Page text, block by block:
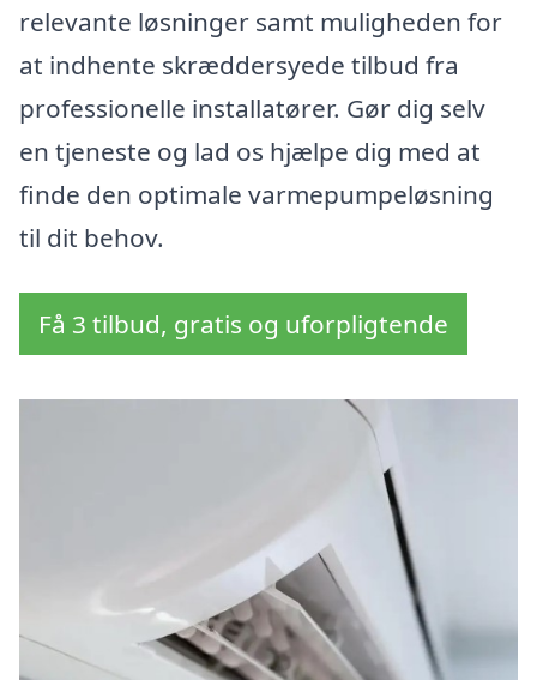
relevante løsninger samt muligheden for
at indhente skræddersyede tilbud fra
professionelle installatører. Gør dig selv
en tjeneste og lad os hjælpe dig med at
finde den optimale varmepumpeløsning
til dit behov.
Få 3 tilbud, gratis og uforpligtende